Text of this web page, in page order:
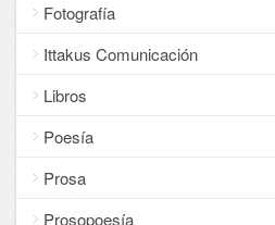
Fotografía
Ittakus Comunicación
Libros
Poesía
Prosa
Prosopoesía